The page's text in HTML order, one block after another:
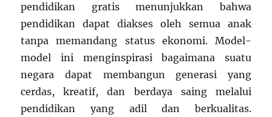
pendidikan gratis menunjukkan bahwa
pendidikan dapat diakses oleh semua anak
tanpa memandang status ekonomi. Model-
model ini menginspirasi bagaimana suatu
negara dapat membangun generasi yang
cerdas, kreatif, dan berdaya saing melalui
pendidikan yang adil dan berkualitas.